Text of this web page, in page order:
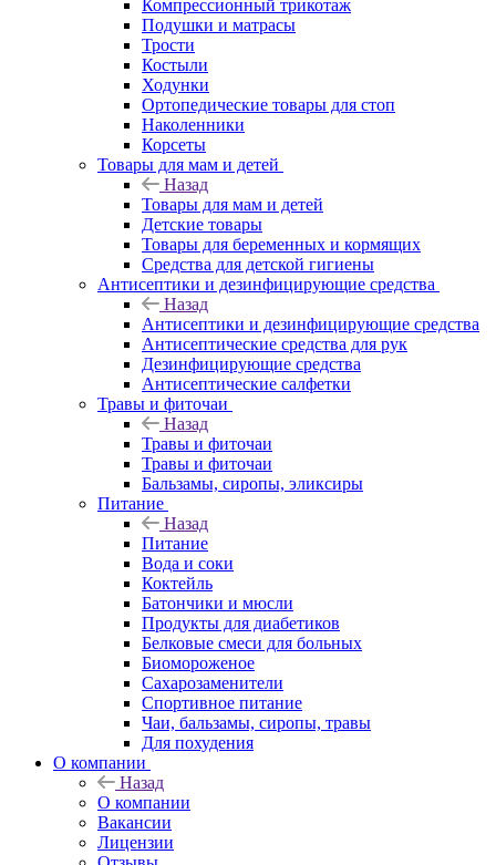
Компрессионный трикотаж
Подушки и матрасы
Трости
Костыли
Ходунки
Ортопедические товары для стоп
Наколенники
Корсеты
Товары для мам и детей
Назад
Товары для мам и детей
Детские товары
Товары для беременных и кормящих
Средства для детской гигиены
Антисептики и дезинфицирующие средства
Назад
Антисептики и дезинфицирующие средства
Антисептические средства для рук
Дезинфицирующие средства
Антисептические салфетки
Травы и фиточаи
Назад
Травы и фиточаи
Травы и фиточаи
Бальзамы, сиропы, эликсиры
Питание
Назад
Питание
Вода и соки
Коктейль
Батончики и мюсли
Продукты для диабетиков
Белковые смеси для больных
Биомороженое
Сахарозаменители
Спортивное питание
Чаи, бальзамы, сиропы, травы
Для похудения
О компании
Назад
О компании
Вакансии
Лицензии